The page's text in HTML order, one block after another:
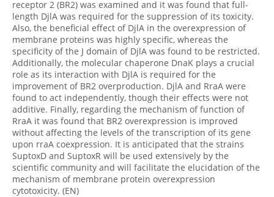
receptor 2 (BR2) was examined and it was found that full-
length DjlA was required for the suppression of its toxicity.
Also, the beneficial effect of DjlA in the overexpression of
membrane proteins was highly specific, whereas the
specificity of the J domain of DjlA was found to be restricted.
Additionally, the molecular chaperone DnaK plays a crucial
role as its interaction with DjlA is required for the
improvement of BR2 overproduction. DjlA and RraA were
found to act independently, though their effects were not
additive. Finally, regarding the mechanism of function of
RraA it was found that BR2 overexpression is improved
without affecting the levels of the transcription of its gene
upon rraA coexpression. It is anticipated that the strains
SuptoxD and SuptoxR will be used extensively by the
scientific community and will facilitate the elucidation of the
mechanism of membrane protein overexpression
cytotoxicity. (EN)